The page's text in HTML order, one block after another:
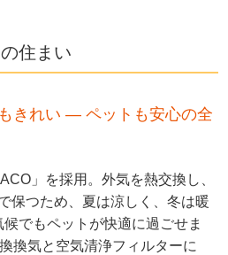
住まい
きれい — ペットも安心の全
」を採用。外気を熱交換し、
保つため、夏は涼しく、冬は暖
でもペットが快適に過ごせま
換気と空気清浄フィルターに